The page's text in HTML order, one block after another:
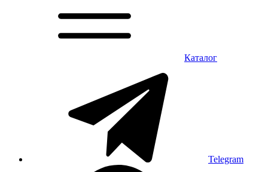
Каталог
Telegram